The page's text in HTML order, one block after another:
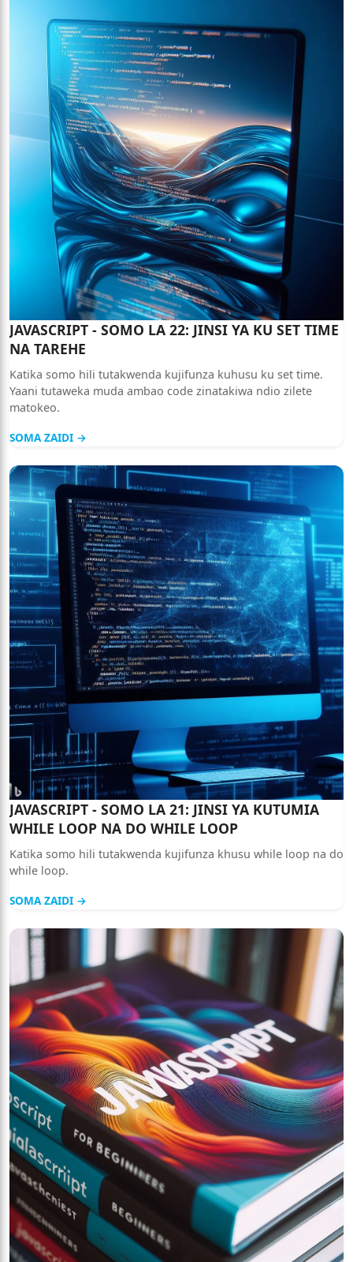
JAVASCRIPT - SOMO LA 22: JINSI YA KU SET TIME
NA TAREHE
Katika somo hili tutakwenda kujifunza kuhusu ku set time.
Yaani tutaweka muda ambao code zinatakiwa ndio zilete
matokeo.
SOMA ZAIDI →
JAVASCRIPT - SOMO LA 21: JINSI YA KUTUMIA
WHILE LOOP NA DO WHILE LOOP
Katika somo hili tutakwenda kujifunza khusu while loop na do
while loop.
SOMA ZAIDI →